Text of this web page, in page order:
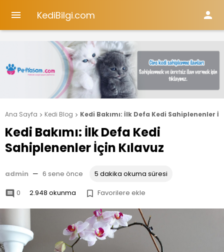
 KediBilgi.com 
Ana Sayfa  Kedi Blog  Kedi Bakımı: İlk Defa Kedi Sahiplenenler
Kedi Bakımı: İlk Defa Kedi
Sahiplenenler İçin Kılavuz
admin — 6 sene önce 5 dakika okuma süresi
 0 2.948 okunma  Favorilere ekle